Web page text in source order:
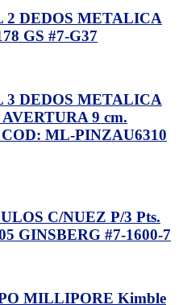
2 DEDOS METALICA
GS #7-G37
3 DEDOS METALICA
9 cm.
ML-PINZAU6310
C/NUEZ P/3 Pts.
GINSBERG #7-1600-7
MILLIPORE Kimble